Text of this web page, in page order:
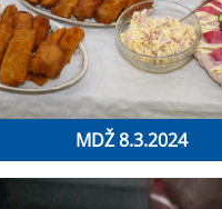
MDŽ 8.3.2024